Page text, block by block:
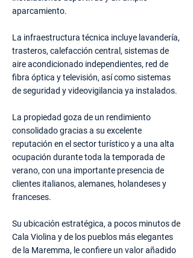
aparcamiento.
La infraestructura técnica incluye lavandería,
trasteros, calefacción central, sistemas de
aire acondicionado independientes, red de
fibra óptica y televisión, así como sistemas
de seguridad y videovigilancia ya instalados.
La propiedad goza de un rendimiento
consolidado gracias a su excelente
reputación en el sector turístico y a una alta
ocupación durante toda la temporada de
verano, con una importante presencia de
clientes italianos, alemanes, holandeses y
franceses.
Su ubicación estratégica, a pocos minutos de
Cala Violina y de los pueblos más elegantes
de la Maremma, le confiere un valor añadido